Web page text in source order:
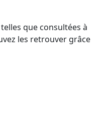
que consultées à
les retrouver grâce